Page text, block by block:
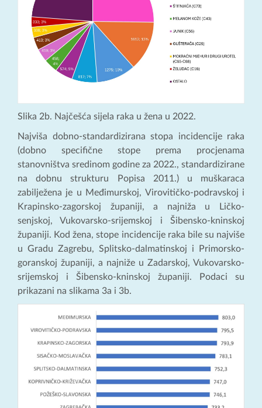
Slika 2b. Najčešća sijela raka u žena u 2022.
Najviša dobno-standardizirana stopa incidencije raka
(dobno specifične stope prema procjenama
stanovništva sredinom godine za 2022., standardizirane
na dobnu strukturu Popisa 2011.) u muškaraca
zabilježena je u Međimurskoj, Virovitičko-podravskoj i
Krapinsko-zagorskoj županiji, a najniža u Ličko-
senjskoj, Vukovarsko-srijemskoj i Šibensko-kninskoj
županiji. Kod žena, stope incidencije raka bile su najviše
u Gradu Zagrebu, Splitsko-dalmatinskoj i Primorsko-
goranskoj županiji, a najniže u Zadarskoj, Vukovarsko-
srijemskoj i Šibensko-kninskoj županiji. Podaci su
prikazani na slikama 3a i 3b.